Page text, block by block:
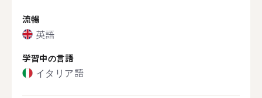
流暢
英語
学習中の言語
イタリア語